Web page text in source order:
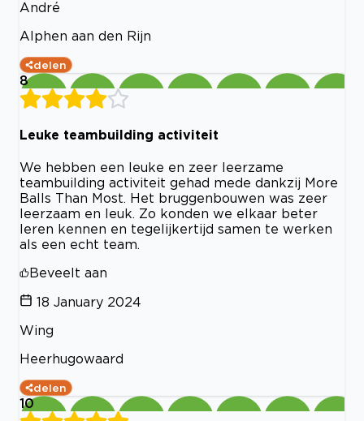
André
Alphen aan den Rijn
delen
8
Leuke teambuilding activiteit
We hebben een leuke en zeer leerzame
teambuilding activiteit gehad mede dankzij More
Balls Than Most. Het bruggenbouwen was zeer
leerzaam en leuk. Zo konden we elkaar beter
leren kennen en tegelijkertijd samen te werken
als een echt team.
Beveelt aan
18 January 2024
Wing
Heerhugowaard
delen
10